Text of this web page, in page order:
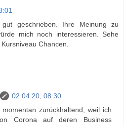
geschrieben. Ihre Meinung zu
mich noch interessieren. Sehe
Chancen.
02.04.20, 08:30
zurückhaltend, weil ich
Corona auf deren Business